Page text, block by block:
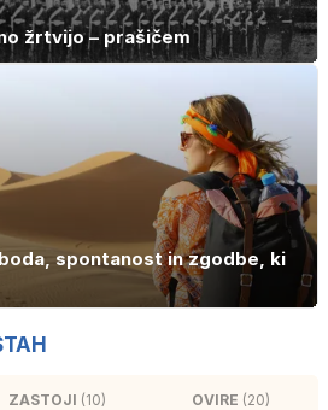
žrtvijo – prašičem
spontanost in zgodbe, ki
ZASTOJI (10) OVIRE (20)